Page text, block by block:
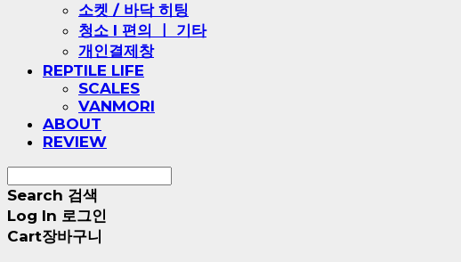
소켓 / 바닥 히팅
청소 l 편의 ㅣ 기타
개인결제창
REPTILE LIFE
SCALES
VANMORI
ABOUT
REVIEW
Search 검색
Log In 로그인
Cart장바구니